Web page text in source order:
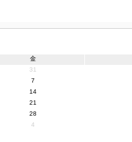
金
31
7
14
21
28
4